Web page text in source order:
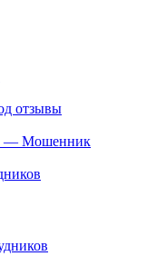
отзывы
— Мошенник